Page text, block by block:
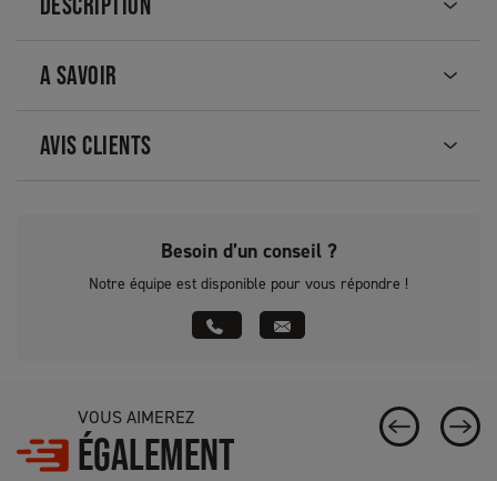
A SAVOIR
AVIS CLIENTS
Besoin d’un conseil ?
Notre équipe est disponible pour vous répondre !
VOUS AIMEREZ
ÉGALEMENT